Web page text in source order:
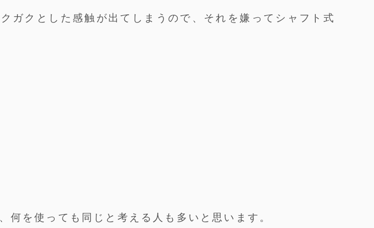
ガクとした感触が出てしまうので、それを嫌ってシャフト式
何を使っても同じと考える人も多いと思います。